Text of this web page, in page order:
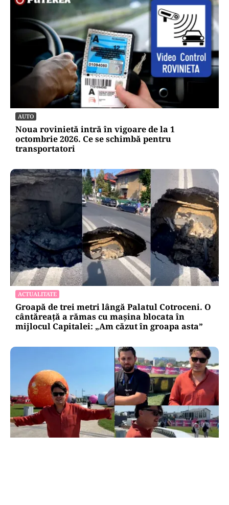
AUTO
Noua rovinietă intră în vigoare de la 1
octombrie 2026. Ce se schimbă pentru
transportatori
ACTUALITATE
Groapă de trei metri lângă Palatul Cotroceni. O
cântăreață a rămas cu mașina blocata în
mijlocul Capitalei: „Am căzut în groapa asta”